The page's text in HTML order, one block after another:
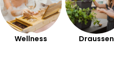
Wellness Draussen